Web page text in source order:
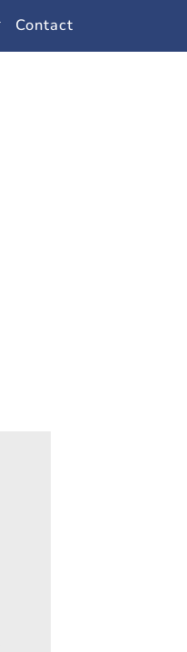
Contact